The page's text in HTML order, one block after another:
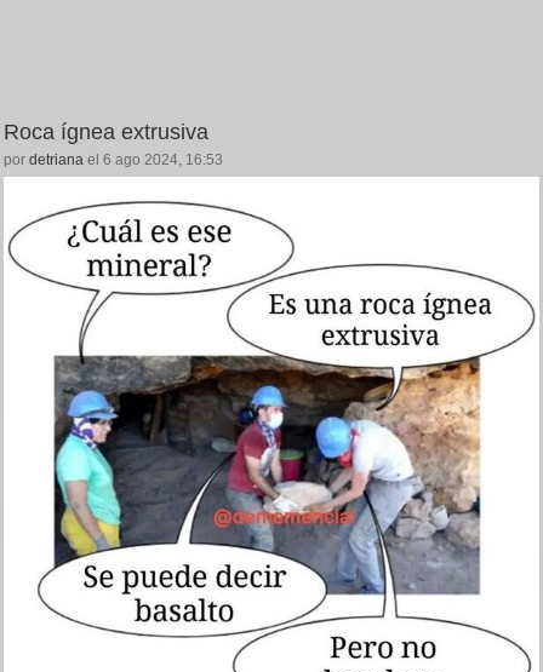
Roca ígnea extrusiva
por detriana el 6 ago 2024, 16:53